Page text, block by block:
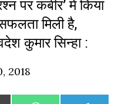
पर कबीर’ में किया
मिली है,
कुमार सिन्हा :
2018